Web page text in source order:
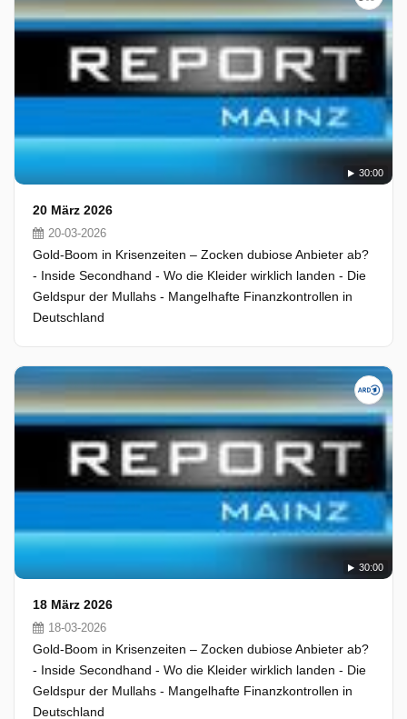
30:00
20 März 2026
20-03-2026
Gold-Boom in Krisenzeiten – Zocken dubiose Anbieter ab?
- Inside Secondhand - Wo die Kleider wirklich landen - Die
Geldspur der Mullahs - Mangelhafte Finanzkontrollen in
Deutschland
30:00
18 März 2026
18-03-2026
Gold-Boom in Krisenzeiten – Zocken dubiose Anbieter ab?
- Inside Secondhand - Wo die Kleider wirklich landen - Die
Geldspur der Mullahs - Mangelhafte Finanzkontrollen in
Deutschland